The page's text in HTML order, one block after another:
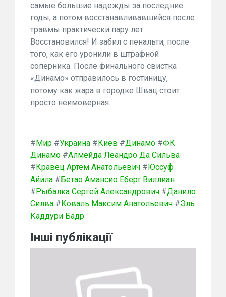
самые большие надежды за последние
годы, а потом восстанавливавшийся после
травмы практически пару лет.
Восстановился! И забил с пенальти, после
того, как его уронили в штрафной
соперника. После финального свистка
«Динамо» отправилось в гостиницу,
потому как жара в городке Швац стоит
просто неимоверная.
#Мир #Украина #Киев #Динамо #ФК
Динамо #Алмейда Леандро Да Сильва
#Кравец Артем Анатольевич #Юссуф
Айила #Бетао Амансио Еберт Виллиан
#Рыбалка Сергей Александрович #Данило
Силва #Коваль Максим Анатольевич #Эль
Каддури Бадр
Інші публікації